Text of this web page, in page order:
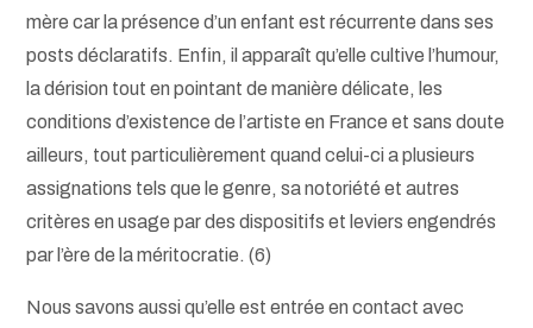
mère car la présence d’un enfant est récurrente dans ses
posts déclaratifs. Enfin, il apparaît qu’elle cultive l’humour,
la dérision tout en pointant de manière délicate, les
conditions d’existence de l’artiste en France et sans doute
ailleurs, tout particulièrement quand celui-ci a plusieurs
assignations tels que le genre, sa notoriété et autres
critères en usage par des dispositifs et leviers engendrés
par l’ère de la méritocratie. (6)
Nous savons aussi qu’elle est entrée en contact avec